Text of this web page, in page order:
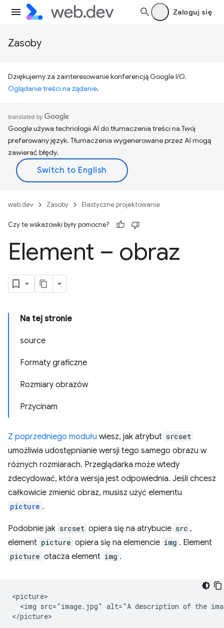
Zaloguj się
Zasoby
Dziękujemy za zainteresowanie konferencją Google I/O.
Oglądanie treści na żądanie.
Google używa technologii AI do tłumaczenia treści na Twój
preferowany język. Tłumaczenia wygenerowane przez AI mogą
zawierać błędy.
web.dev Zasoby Elastyczne projektowanie
Czy te wskazówki były pomocne?
Element – obraz
Na tej stronie
source
Formaty graficzne
Rozmiary obrazów
Przycinam
Z poprzedniego modułu wiesz, jak atrybut srcset
umożliwia udostępnianie wersji tego samego obrazu w
różnych rozmiarach. Przeglądarka może wtedy
zdecydować, która wersja jest odpowiednia. Jeśli chcesz
całkowicie zmienić obraz, musisz użyć elementu
picture .
Podobnie jak srcset opiera się na atrybucie src ,
element picture opiera się na elemencie img . Element
picture otacza element img .
<picture>
<img src="image.jpg" alt="A description of the